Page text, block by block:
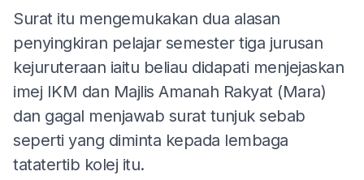
Surat itu mengemukakan dua alasan
penyingkiran pelajar semester tiga jurusan
kejuruteraan iaitu beliau didapati menjejaskan
imej IKM dan Majlis Amanah Rakyat (Mara)
dan gagal menjawab surat tunjuk sebab
seperti yang diminta kepada lembaga
tatatertib kolej itu.